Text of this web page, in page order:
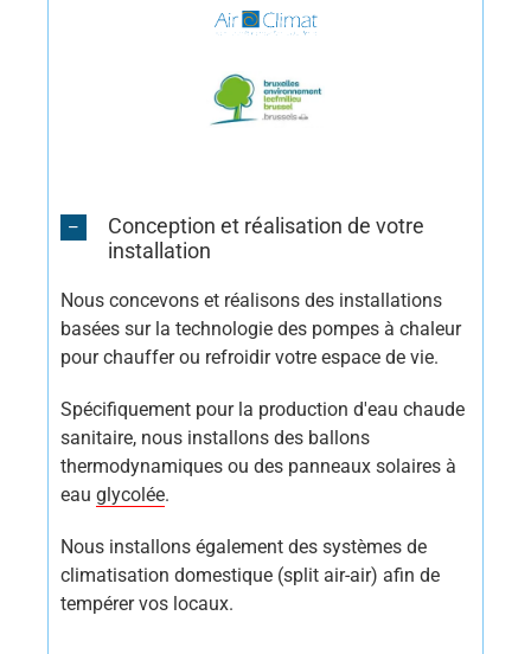
Conception et réalisation de votre
installation
Nous concevons et réalisons des installations
basées sur la technologie des pompes à chaleur
pour chauffer ou refroidir votre espace de vie.
Spécifiquement pour la production d'eau chaude
sanitaire, nous installons des ballons
thermodynamiques ou des panneaux solaires à
eau glycolée.
Nous installons également des systèmes de
climatisation domestique (split air-air) afin de
tempérer vos locaux.